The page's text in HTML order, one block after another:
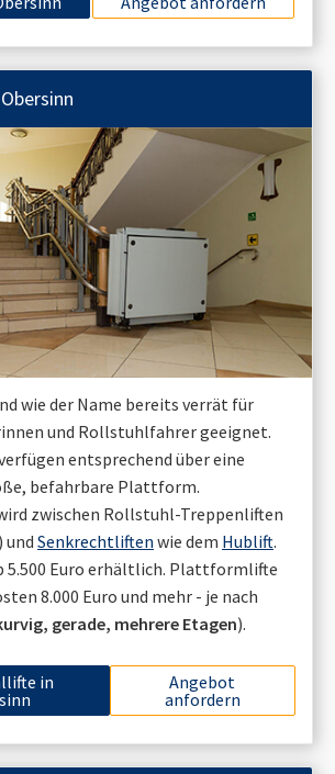
Obersinn
wie der Name bereits verrät für
und Rollstuhlfahrer geeignet.
entsprechend über eine
befahrbare Plattform.
zwischen Rollstuhl-Treppenliften
) und Senkrechtliften wie dem Hublift.
5.500 Euro erhältlich. Plattformlifte
8.000 Euro und mehr - je nach
gerade, mehrere Etagen).
in
Angebot
anfordern